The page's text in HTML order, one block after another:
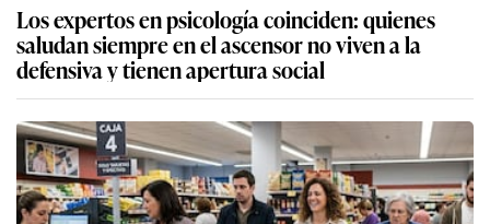
Los expertos en psicología coinciden: quienes
saludan siempre en el ascensor no viven a la
defensiva y tienen apertura social